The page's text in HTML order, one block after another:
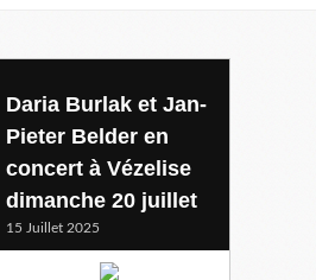
pieterjanbelder
Daria Burlak et Jan-
Pieter Belder en
concert à Vézelise
dimanche 20 juillet
15 Juillet 2025